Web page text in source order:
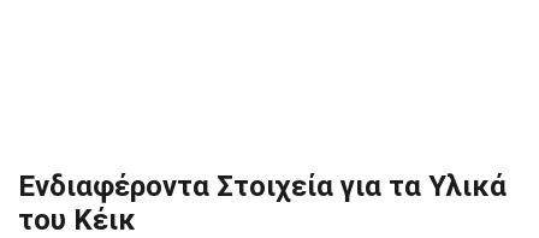
Ενδιαφέροντα Στοιχεία για τα Υλικά
του Κέικ